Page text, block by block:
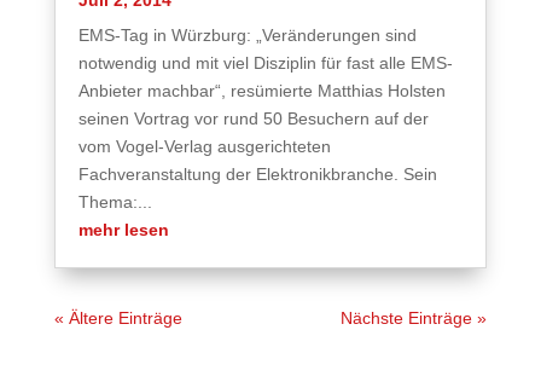
EMS-Tag in Würzburg: „Veränderungen sind
notwendig und mit viel Disziplin für fast alle EMS-
Anbieter machbar“, resümierte Matthias Holsten
seinen Vortrag vor rund 50 Besuchern auf der
vom Vogel-Verlag ausgerichteten
Fachveranstaltung der Elektronikbranche. Sein
Thema:...
mehr lesen
« Ältere Einträge Nächste Einträge »